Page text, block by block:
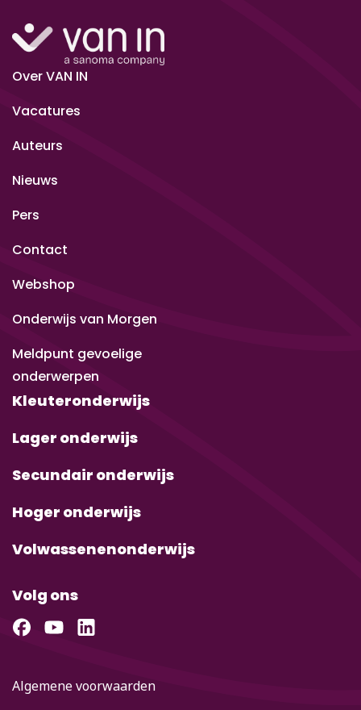
Over VAN IN
Vacatures
Auteurs
Nieuws
Pers
Contact
Webshop
Onderwijs van Morgen
Meldpunt gevoelige
onderwerpen
Kleuteronderwijs
Lager onderwijs
Secundair onderwijs
Hoger onderwijs
Volwassenenonderwijs
Volg ons
Algemene voorwaarden